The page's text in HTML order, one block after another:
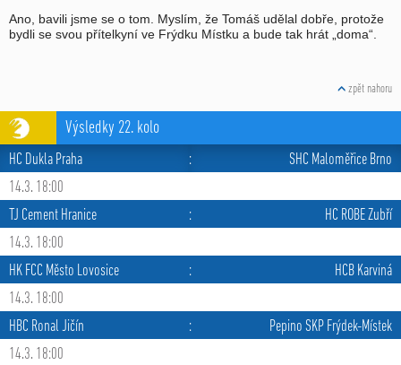
Ano, bavili jsme se o tom. Myslím, že Tomáš udělal dobře, protože
bydli se svou přítelkyní ve Frýdku Místku a bude tak hrát „doma“.
zpět nahoru
Výsledky 22. kolo
HC Dukla Praha :
SHC Maloměřice Brno
14.3. 18:00
TJ Cement Hranice
:
HC ROBE Zubří
14.3. 18:00
HK FCC Město Lovosice
:
HCB Karviná
14.3. 18:00
HBC Ronal Jičín
:
Pepino SKP Frýdek-Místek
14.3. 18:00